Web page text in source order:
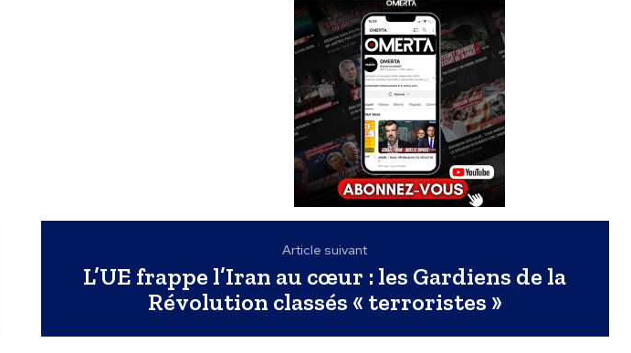
Article suivant
L’UE frappe l’Iran au cœur : les Gardiens de la
Révolution classés « terroristes »